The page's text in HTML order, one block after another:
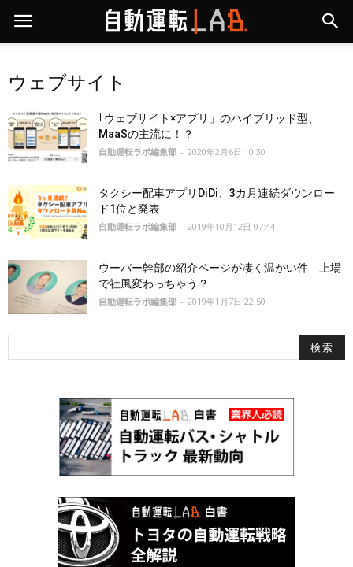
ウェブサイト
｢ウェブサイト×アプリ」のハイブリッド型、
MaaSの主流に！？
自動運転ラボ編集部 - 2020年2月6日 10:30
タクシー配車アプリDiDi、3カ月連続ダウンロー
ド1位と発表
自動運転ラボ編集部 - 2019年10月12日 07:44
ウーバー幹部の紹介ページが凄く温かい件 上場
で社風変わっちゃう？
自動運転ラボ編集部 - 2019年1月7日 22:50